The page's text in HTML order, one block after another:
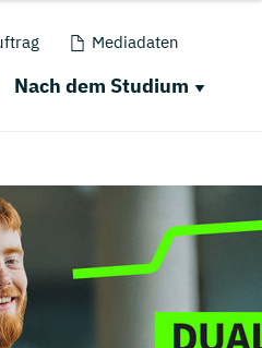
Mediadaten
Nach dem Studium